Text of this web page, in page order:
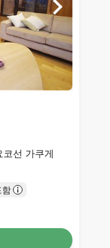
코선 가쿠게
함